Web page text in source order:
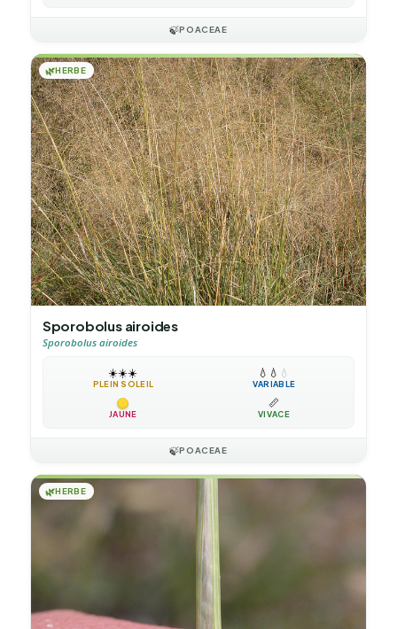
🍃POACEAE
🌿HERBE
Sporobolus airoides
Sporobolus airoides
☀️☀️☀️
PLEIN SOLEIL
💧 💧 💧
VARIABLE
JAUNE
📏
VIVACE
🍃POACEAE
🌿HERBE